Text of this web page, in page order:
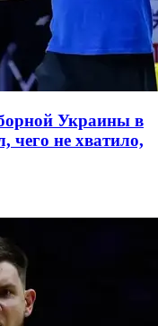
Украины в
чего не хватило,